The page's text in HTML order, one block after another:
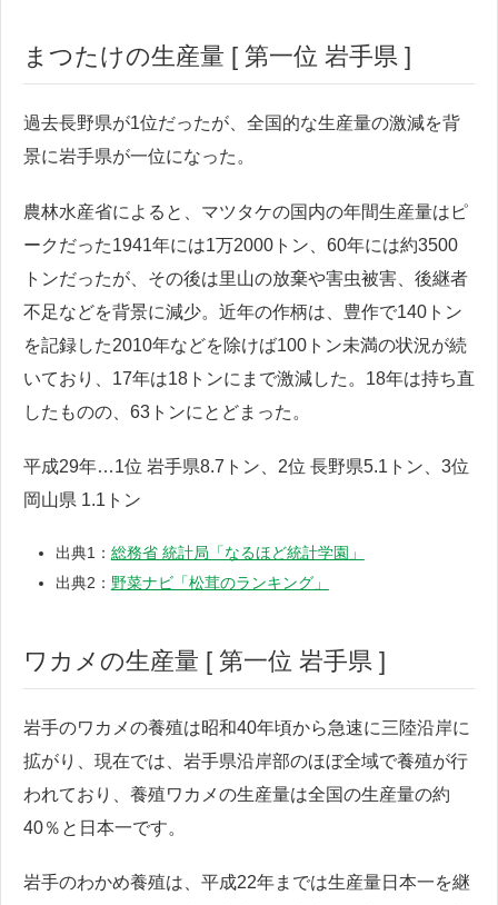
まつたけの生産量 [ 第一位 岩手県 ]
過去長野県が1位だったが、全国的な生産量の激減を背
景に岩手県が一位になった。
農林水産省によると、マツタケの国内の年間生産量はピ
ークだった1941年には1万2000トン、60年には約3500
トンだったが、その後は里山の放棄や害虫被害、後継者
不足などを背景に減少。近年の作柄は、豊作で140トン
を記録した2010年などを除けば100トン未満の状況が続
いており、17年は18トンにまで激減した。18年は持ち直
したものの、63トンにとどまった。
平成29年…1位 岩手県8.7トン、2位 長野県5.1トン、3位
岡山県 1.1トン
出典1： 総務省 統計局「なるほど統計学園」
出典2： 野菜ナビ「松茸のランキング」
ワカメの生産量 [ 第一位 岩手県 ]
岩手のワカメの養殖は昭和40年頃から急速に三陸沿岸に
拡がり、現在では、岩手県沿岸部のほぼ全域で養殖が行
われており、養殖ワカメの生産量は全国の生産量の約
40％と日本一です。
岩手のわかめ養殖は、平成22年までは生産量日本一を継